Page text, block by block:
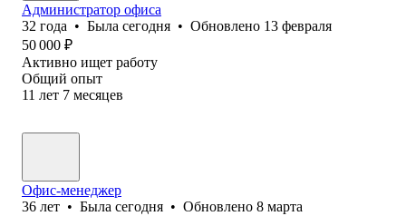
Администратор офиса
32 года • Была сегодня • Обновлено 13 февраля
50 000 ₽
Активно ищет работу
Общий опыт
11 лет 7 месяцев
Офис-менеджер
36 лет • Была сегодня • Обновлено 8 марта